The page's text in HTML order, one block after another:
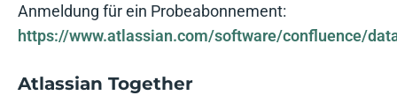
Anmeldung für ein Probeabonnement:
https://www.atlassian.com/software/confluence/
Atlassian Together